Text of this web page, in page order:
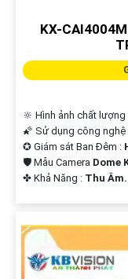
KX-
🔆 Hình ảnh chất lượng
🌠 Sử dụng công nghệ
✪ Giám sát Ban Đêm :
🛡 Mẫu Camera Dome
️✤ Khả Năng : Thu Âm.